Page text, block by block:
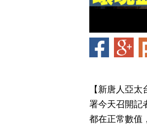
【新唐人亞
署今天召開記
都在正常數值